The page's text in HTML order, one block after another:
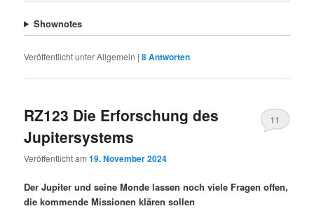
Shownotes
Veröffentlicht unterAllgemein |8Antworten
RZ123 Die Erforschung des
Jupitersystems
Veröffentlicht am19. November 2024
11
Der Jupiter und seine Monde lassen noch viele Fragen offen,
die kommende Missionen klären sollen